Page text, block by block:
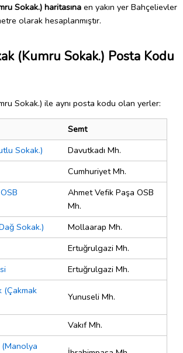
Sokak.) haritasına en yakın yer Bahçelievler
olarak hesaplanmıştır.
(Kumru Sokak.) Posta Kodu
Sokak.) ile aynı posta kodu olan yerler:
Semt
Sokak.)
Davutkadı Mh.
Cumhuriyet Mh.
Ahmet Vefik Paşa OSB
Mh.
Sokak.)
Mollaarap Mh.
Ertuğrulgazi Mh.
Ertuğrulgazi Mh.
(Çakmak
Yunuseli Mh.
Vakıf Mh.